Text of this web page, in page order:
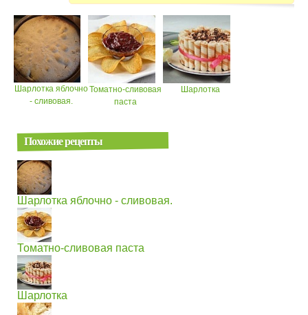
Шарлотка яблочно
- сливовая.
Томатно-сливовая
паста
Шарлотка
Похожие рецепты
Шарлотка яблочно - сливовая.
Томатно-сливовая паста
Шарлотка